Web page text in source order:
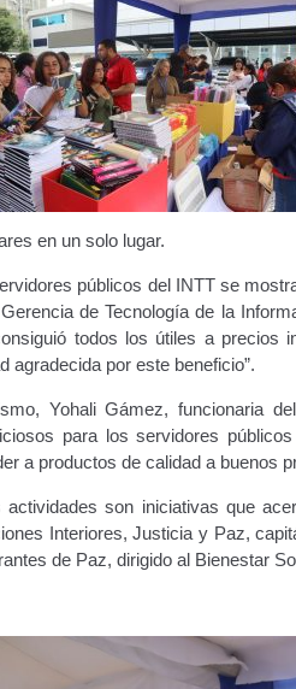
de autorización para
de Servicio (CPS) de
Paso a Paso Planilla Única de
Cuarto Grado (4°).
Tercer Grado (3°) –
Motocicletas, Taxi, Transporte
de Vehículos en
la Propiedad del Vehículo –
en un solo lugar.
públicos del INTT se
de Tecnología de la
todos los útiles a precios
agradecida por este beneficio”.
Yohali Gámez, funcionaria
para los servidores
a productos de calidad a buenos
actividades son iniciativas que
Interiores, Justicia y Paz,
de Paz, dirigido al Bienestar